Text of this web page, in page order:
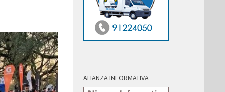
ALIANZA INFORMATIVA